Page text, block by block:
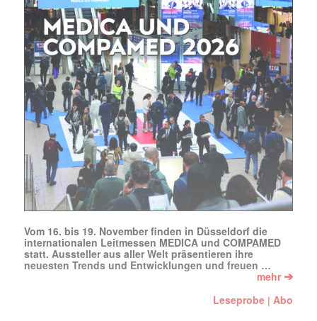
Mit dem |transkript-Newsletter
jede Woche aktuell informiert.
E-
Mail
(erforderlich)
Vom 16. bis 19. November finden in Düsseldorf die
internationalen Leitmessen MEDICA und COMPAMED
statt. Aussteller aus aller Welt präsentieren ihre
neuesten Trends und Entwicklungen und freuen …
mehr ➔
Leseprobe |Abo